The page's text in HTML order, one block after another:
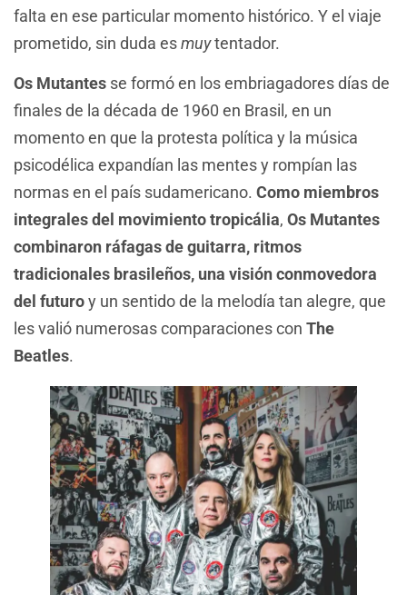
falta en ese particular momento histórico. Y el viaje
prometido, sin duda esmuytentador.
Os Mutantes se formó en los embriagadores días de
finales de la década de 1960 en Brasil, en un
momento en que la protesta política y la música
psicodélica expandían las mentes y rompían las
normas en el país sudamericano. Como miembros
integrales del movimiento tropicália, Os Mutantes
combinaron ráfagas de guitarra, ritmos
tradicionales brasileños, una visión conmovedora
del futuroy un sentido de la melodía tan alegre, que
les valió numerosas comparaciones con The
Beatles.